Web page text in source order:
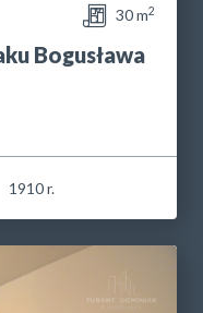
30 m2
Bogusława
1910 r.